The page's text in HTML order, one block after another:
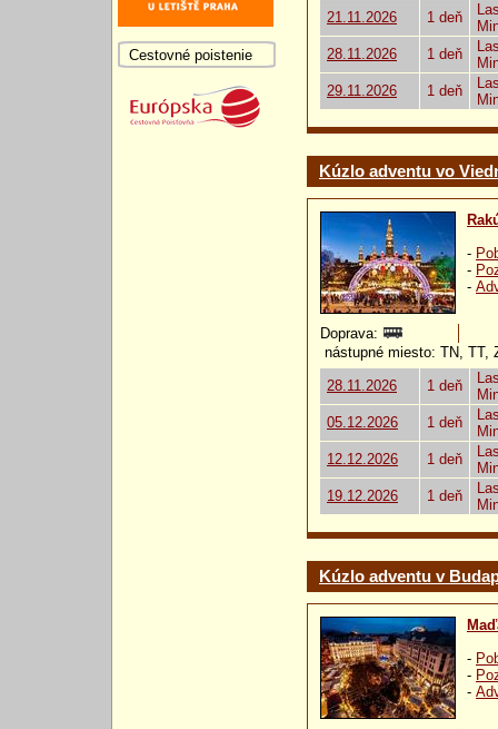
21.11.2026
1 deň
28.11.2026
1 deň
29.11.2026
1 deň
Kúzlo adventu vo
-
-
-
Doprava:
nástupné miesto: TN, TT,
28.11.2026
1 deň
05.12.2026
1 deň
12.12.2026
1 deň
19.12.2026
1 deň
Kúzlo adventu v
-
-
-
Cestovné poistenie